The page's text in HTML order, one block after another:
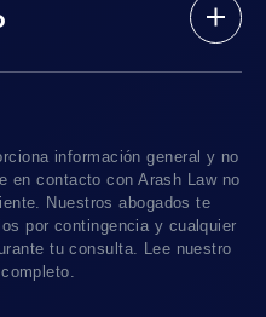
Negligencia
Previa
información general y no
en contacto con Arash Law no
Nuestros abogados te
por contingencia y cualquier
tu consulta. Lee nuestro